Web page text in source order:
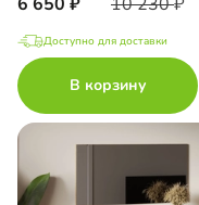
Доступно для доставки
В корзину